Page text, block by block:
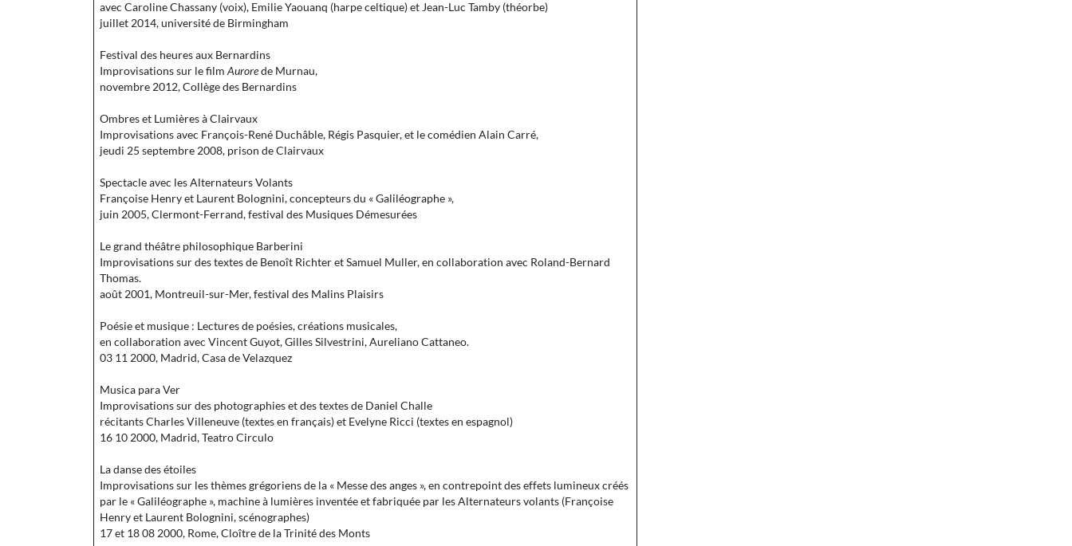
avec Caroline Chassany (voix), Emilie Yaouanq (harpe celtique) et Jean-Luc Tamby (théorbe)
juillet 2014, université de Birmingham
Festival des heures aux Bernardins
Improvisations sur le film Aurorede Murnau,
novembre 2012, Collège des Bernardins
Ombres et Lumières à Clairvaux
Improvisations avec François-René Duchâble, Régis Pasquier, et le comédien Alain Carré,
jeudi 25 septembre 2008, prison de Clairvaux
Spectacle avec les Alternateurs Volants
Françoise Henry et Laurent Bolognini, concepteurs du « Galiléographe »,
juin 2005, Clermont-Ferrand, festival des Musiques Démesurées
Le grand théâtre philosophique Barberini
Improvisations sur des textes de Benoît Richter et Samuel Muller, en collaboration avec Roland-Bernard
Thomas.
août 2001, Montreuil-sur-Mer, festival des Malins Plaisirs
Poésie et musique : Lectures de poésies, créations musicales,
en collaboration avec Vincent Guyot, Gilles Silvestrini, Aureliano Cattaneo.
03 11 2000, Madrid, Casa de Velazquez
Musica para Ver
Improvisations sur des photographies et des textes de Daniel Challe
récitants Charles Villeneuve (textes en français) et Evelyne Ricci (textes en espagnol)
16 10 2000, Madrid, Teatro Circulo
La danse des étoiles
Improvisations sur les thèmes grégoriens de la « Messe des anges », en contrepoint des effets lumineux créés
par le « Galiléographe », machine à lumières inventée et fabriquée par les Alternateurs volants (Françoise
Henry et Laurent Bolognini, scénographes)
17 et 18 08 2000, Rome, Cloître de la Trinité des Monts